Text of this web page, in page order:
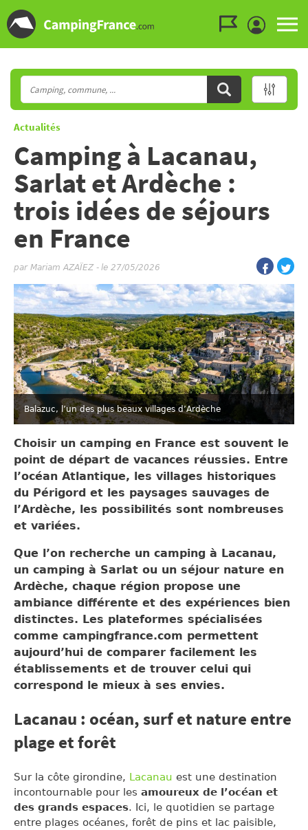
Actualités
Camping à Lacanau,
Sarlat et Ardèche :
trois idées de séjours
en France
par Mariam AZAÏEZ- le 27/05/2026
Balazuc, l’un des plus beaux villages d’Ardèche
Choisir un camping en France est souvent le
point de départ de vacances réussies. Entre
l’océan Atlantique, les villages historiques
du Périgord et les paysages sauvages de
l’Ardèche, les possibilités sont nombreuses
et variées.
Que l’on recherche un camping à Lacanau,
un camping à Sarlat ou un séjour nature en
Ardèche, chaque région propose une
ambiance différente et des expériences bien
distinctes. Les plateformes spécialisées
comme campingfrance.com permettent
aujourd’hui de comparer facilement les
établissements et de trouver celui qui
correspond le mieux à ses envies.
Lacanau : océan, surf et nature entre
plage et forêt
Sur la côte girondine, Lacanau est une destination
incontournable pour les amoureux de l’océan et
des grands espaces. Ici, le quotidien se partage
entre plages océanes, forêt de pins et lac paisible,